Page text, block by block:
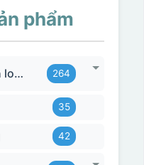
phẩm
Bộ ấm chén (ấm trà) in logo 264
35
42